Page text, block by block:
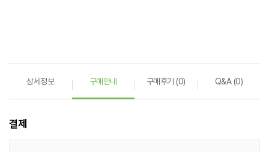
상세정보 구매안내 구매후기 (0) Q&A (0)
결제